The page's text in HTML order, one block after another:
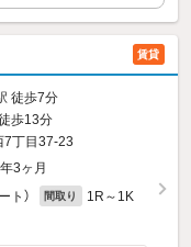
賃貸
徒歩7分
歩13分
7丁目37-23
3ヶ月
ト） 間取り 1R～1K